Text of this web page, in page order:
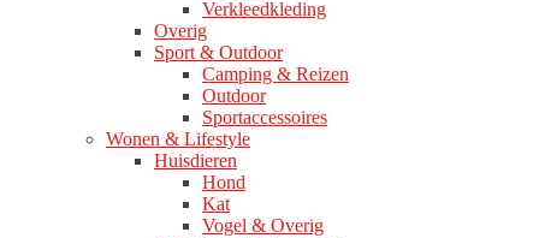
Verkleedkleding
Overig
Sport & Outdoor
Camping & Reizen
Outdoor
Sportaccessoires
Wonen & Lifestyle
Huisdieren
Hond
Kat
Vogel & Overig